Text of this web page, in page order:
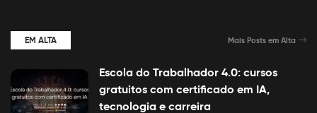
EM ALTA Mais Posts em Alta
Escola do Trabalhador 4.0: cursos
gratuitos com certificado em IA,
tecnologia e carreira